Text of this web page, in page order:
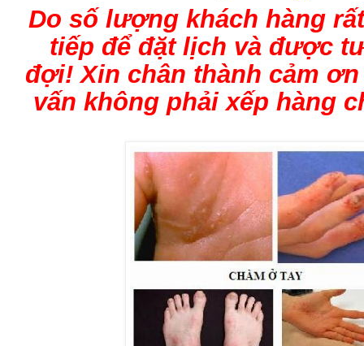
Do số lượng khách hàng
tiếp để đặt lịch và được
đợi! Xin chân thành cảm
vấn không phải xếp hàng